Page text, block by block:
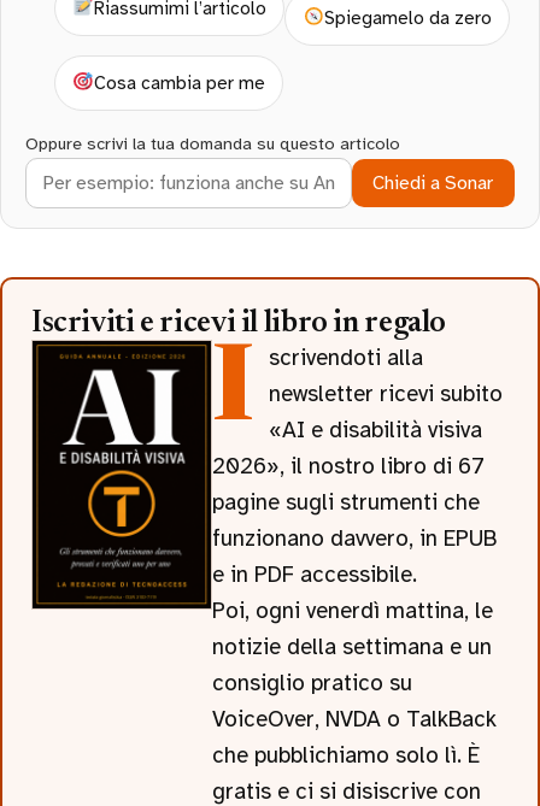
Riassumimi l’articolo Spiegamelo da zero
Cosa cambia per me
Oppure scrivi la tua domanda su questo articolo
Chiedi a Sonar
Iscriviti e ricevi il libro in regalo
Iscrivendoti alla
newsletter ricevi subito
«AI e disabilità visiva
2026», il nostro libro di 67
pagine sugli strumenti che
funzionano davvero, in EPUB
e in PDF accessibile.
Poi, ogni venerdì mattina, le
notizie della settimana e un
consiglio pratico su
VoiceOver, NVDA o TalkBack
che pubblichiamo solo lì. È
gratis e ci si disiscrive con